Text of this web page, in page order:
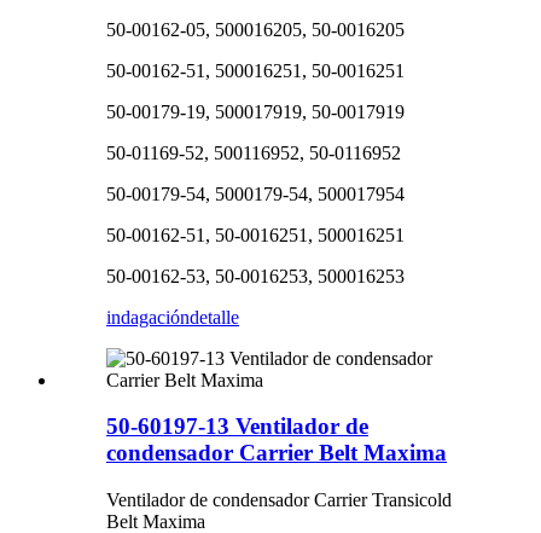
50-00162-05, 500016205, 50-0016205
50-00162-51, 500016251, 50-0016251
50-00179-19, 500017919, 50-0017919
50-01169-52, 500116952, 50-0116952
50-00179-54, 5000179-54, 500017954
50-00162-51, 50-0016251, 500016251
50-00162-53, 50-0016253, 500016253
indagacióndetalle
50-60197-13 Ventilador de
condensador Carrier Belt Maxima
Ventilador de condensador Carrier Transicold
Belt Maxima